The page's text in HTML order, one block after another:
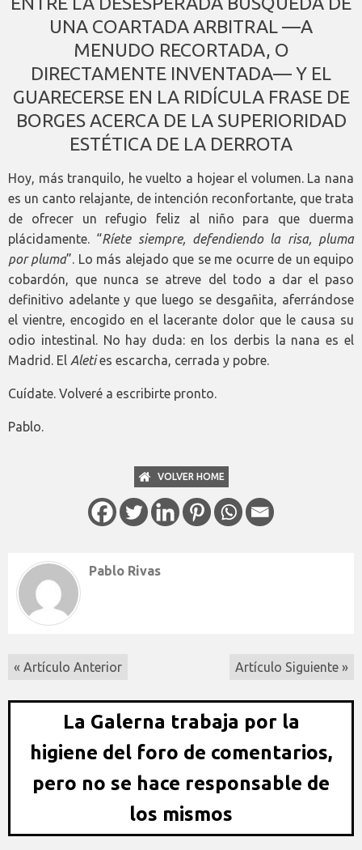
UNA COARTADA ARBITRAL —A
MENUDO RECORTADA, O
DIRECTAMENTE INVENTADA— Y EL
GUARECERSE EN LA RIDÍCULA FRASE DE
BORGES ACERCA DE LA SUPERIORIDAD
ESTÉTICA DE LA DERROTA
Hoy, más tranquilo, he vuelto a hojear el volumen. La nana
es un canto relajante, de intención reconfortante, que trata
de ofrecer un refugio feliz al niño para que duerma
plácidamente. “Ríete siempre, defendiendo la risa, pluma
por pluma”. Lo más alejado que se me ocurre de un equipo
cobardón, que nunca se atreve del todo a dar el paso
definitivo adelante y que luego se desgañita, aferrándose
el vientre, encogido en el lacerante dolor que le causa su
odio intestinal. No hay duda: en los derbis la nana es el
Madrid. El Aleties escarcha, cerrada y pobre.
Cuídate. Volveré a escribirte pronto.
Pablo.
VOLVER HOME
Pablo Rivas
« Artículo Anterior Artículo Siguiente »
La Galerna trabaja por la
higiene del foro de comentarios,
pero no se hace responsable de
los mismos